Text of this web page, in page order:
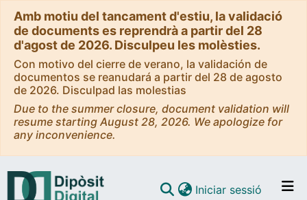
Amb motiu del tancament d'estiu, la validació
de documents es reprendrà a partir del 28
d'agost de 2026. Disculpeu les molèsties.
Con motivo del cierre de verano, la validación de
documentos se reanudará a partir del 28 de agosto
de 2026. Disculpad las molestias
Due to the summer closure, document validation will
resume starting August 28, 2026. We apologize for
any inconvenience.
Iniciar sessió (current)